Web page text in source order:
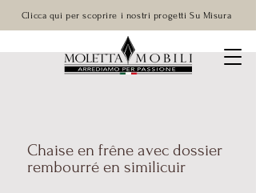
Clicca qui per scoprire i nostri progetti Su Misura
Chaise en frêne avec dossier
rembourré en similicuir